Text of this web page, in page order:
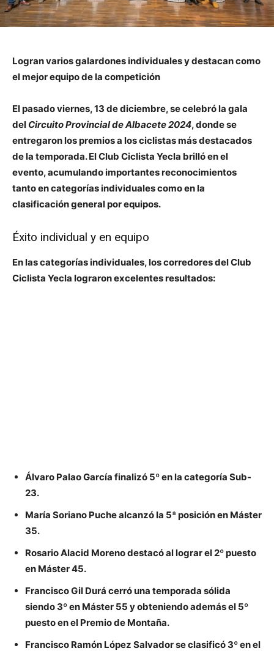
Logran varios galardones individuales y destacan como
el mejor equipo de la competición
El pasado viernes, 13 de diciembre, se celebró la gala
del Circuito Provincial de Albacete 2024, donde se
entregaron los premios a los ciclistas más destacados
de la temporada. ElClub Ciclista Yecla brilló en el
evento, acumulando importantes reconocimientos
tanto en categorías individuales como en la
clasificación general por equipos.
Éxito individual y en equipo
En las categorías individuales, los corredores del Club
Ciclista Yecla lograron excelentes resultados:
Álvaro Palao García finalizó 5º en la categoría Sub-
23.
María Soriano Puchealcanzó la 5ª posición en Máster
35.
Rosario Alacid Morenodestacó al lograr el2º puesto
en Máster 45.
Francisco Gil Durá cerró una temporada sólida
siendo 3º en Máster 55 y obteniendo además el 5º
puesto en el Premio de Montaña.
Francisco Ramón López Salvadorse clasificó 3º en el